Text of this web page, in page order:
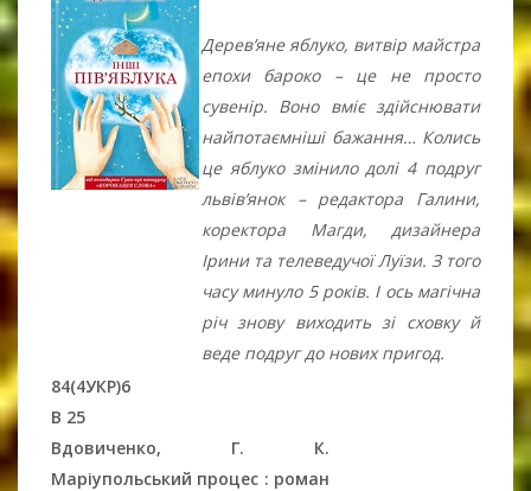
Дерев’яне яблуко, витвір майстра
епохи бароко – це не просто
сувенір. Воно вміє здійснювати
найпотаємніші бажання… Колись
це яблуко змінило долі 4 подруг
львів’янок – редактора Галини,
коректора Магди, дизайнера
Ірини та телеведучої Луїзи. З того
часу минуло 5 років. І ось магічна
річ знову виходить зі сховку й
веде подруг до нових пригод.
84(4УКР)6
В 25
Вдовиченко, Г. К.
Маріупольський процес : роман